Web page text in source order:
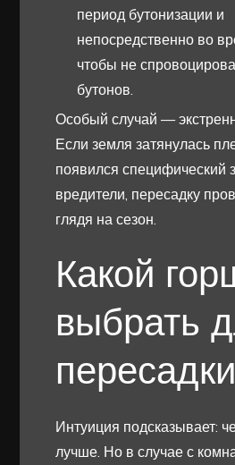
период бутонизации и
непосредственно во
чтобы не
бутонов.
Особый случай —
Если земля затянулась
появился специфический
вредители, пересадку
глядя на сезон.
Какой
выбрать
пересадки
Интуиция подсказывает:
лучше. Но в случае с